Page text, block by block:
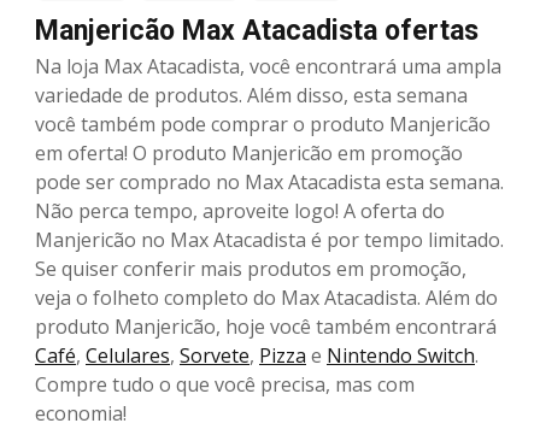
Manjericão Max Atacadista ofertas
Na loja Max Atacadista, você encontrará uma ampla
variedade de produtos. Além disso, esta semana
você também pode comprar o produto Manjericão
em oferta! O produto Manjericão em promoção
pode ser comprado no Max Atacadista esta semana.
Não perca tempo, aproveite logo! A oferta do
Manjericão no Max Atacadista é por tempo limitado.
Se quiser conferir mais produtos em promoção,
veja o folheto completo do Max Atacadista. Além do
produto Manjericão, hoje você também encontrará
Café, Celulares, Sorvete, Pizza e Nintendo Switch.
Compre tudo o que você precisa, mas com
economia!